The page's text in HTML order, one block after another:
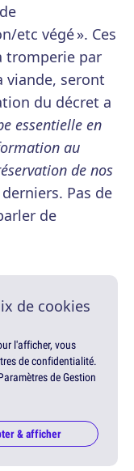
etc végé ». Ces
tromperie par
viande, seront
du décret a
essentielle en
au
de nos
Pas de
de
de cookies
l'afficher, vous
de confidentialité.
de Gestion
& afficher